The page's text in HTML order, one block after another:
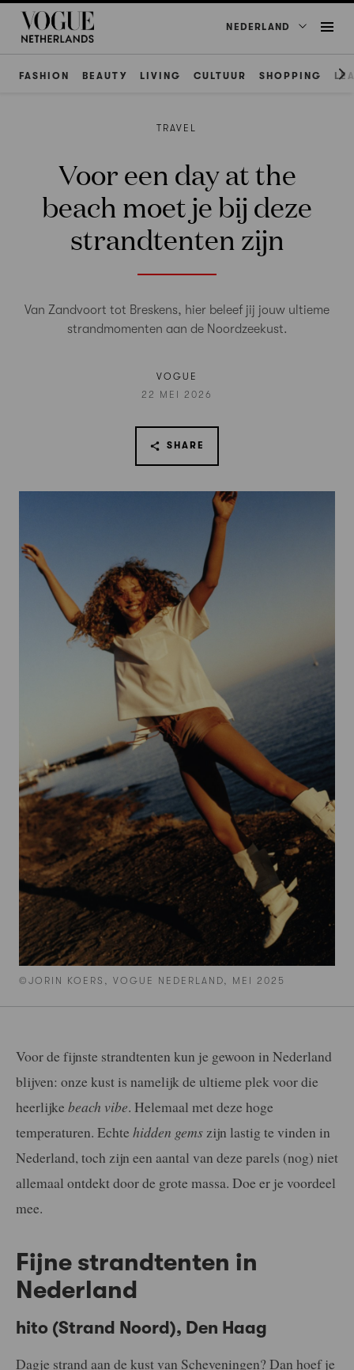
NEDERLAND
FASHION BEAUTY LIVING CULTUUR SHOPPING
©JORIN KOERS, VOGUE NEDERLAND, MEI 2025
TRAVEL
Voor een day at the
beach moet je bij deze
strandtenten zijn
Van Zandvoort tot Breskens, hier beleef jij jouw ultieme
strandmomenten aan de Noordzeekust.
VOGUE
22 MEI 2026
SHARE
Voor de fijnste strandtenten kun je gewoon in Nederland
blijven: onze kust is namelijk de ultieme plek voor die
heerlijke beach vibe. Helemaal met deze hoge
temperaturen. Echte hidden gems zijn lastig te vinden in
Nederland, toch zijn een aantal van deze parels (nog) niet
allemaal ontdekt door de grote massa. Doe er je voordeel
mee.
Fijne strandtenten in
Nederland
hito (Strand Noord), Den Haag
Dagje strand aan de kust van Scheveningen? Dan hoef je